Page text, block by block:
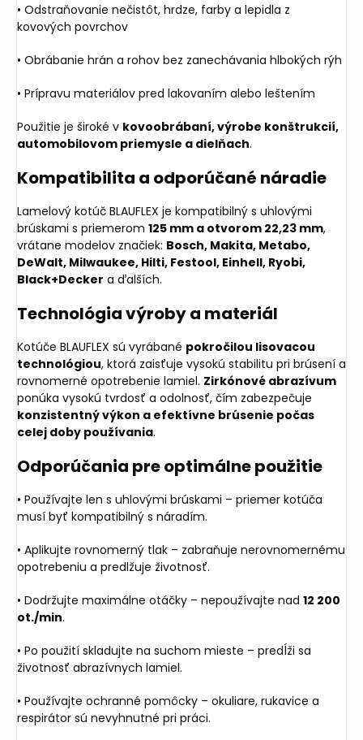
• Odstraňovanie nečistôt, hrdze, farby a lepidla z
kovových povrchov
• Obrábanie hrán a rohov bez zanechávania hlbokých rýh
• Prípravu materiálov pred lakovaním alebo leštením
Použitie je široké v kovoobrábaní, výrobe konštrukcií,
automobilovom priemysle a dielňach.
Kompatibilita a odporúčané náradie
Lamelový kotúč BLAUFLEX je kompatibilný s uhlovými
brúskami s priemerom 125 mm a otvorom 22,23 mm,
vrátane modelov značiek: Bosch, Makita, Metabo,
DeWalt, Milwaukee, Hilti, Festool, Einhell, Ryobi,
Black+Decker a ďalších.
Technológia výroby a materiál
Kotúče BLAUFLEX sú vyrábané pokročilou lisovacou
technológiou, ktorá zaisťuje vysokú stabilitu pri brúsení a
rovnomerné opotrebenie lamiel. Zirkónové abrazívum
ponúka vysokú tvrdosť a odolnosť, čím zabezpečuje
konzistentný výkon a efektívne brúsenie počas
celej doby používania.
Odporúčania pre optimálne použitie
• Používajte len s uhlovými brúskami – priemer kotúča
musí byť kompatibilný s náradím.
• Aplikujte rovnomerný tlak – zabraňuje nerovnomernému
opotrebeniu a predlžuje životnosť.
• Dodržujte maximálne otáčky – nepoužívajte nad 12 200
ot./min.
• Po použití skladujte na suchom mieste – predĺži sa
životnosť abrazívnych lamiel.
• Používajte ochranné pomôcky – okuliare, rukavice a
respirátor sú nevyhnutné pri práci.